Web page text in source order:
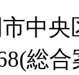
中央
総